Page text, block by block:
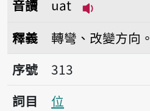
音讀
uat
釋義 轉彎、改變方向。
序號313位
序號
313
詞目
位